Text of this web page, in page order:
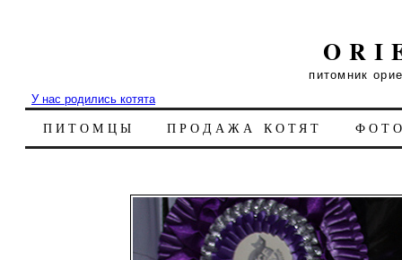
питомник
У нас родились котята
ПИТОМЦЫ ПРОДАЖА КОТЯТ